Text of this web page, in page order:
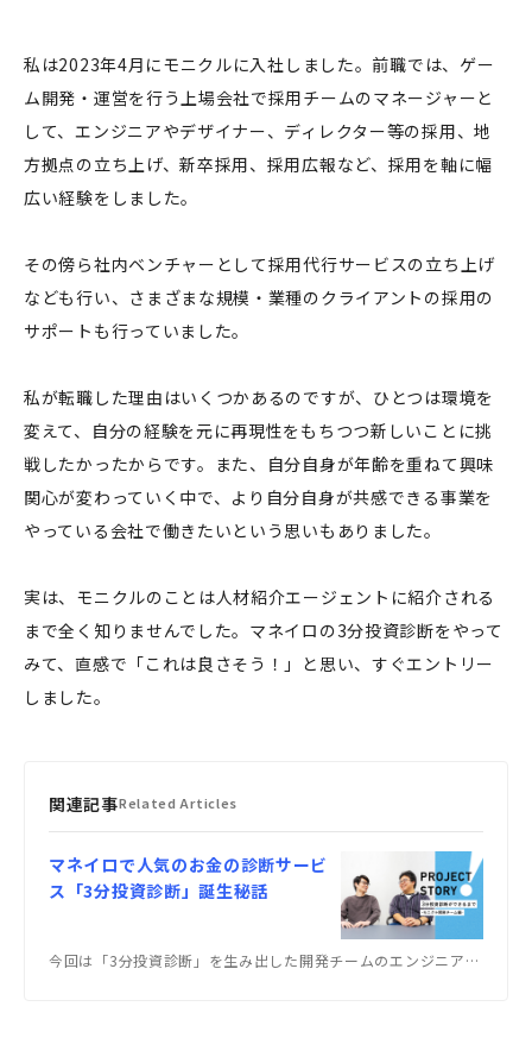
私は2023年4月にモニクルに入社しました。前職では、ゲー
ム開発・運営を行う上場会社で採用チームのマネージャーと
して、エンジニアやデザイナー、ディレクター等の採用、地
方拠点の立ち上げ、新卒採用、採用広報など、採用を軸に幅
広い経験をしました。
その傍ら社内ベンチャーとして採用代行サービスの立ち上げ
なども行い、さまざまな規模・業種のクライアントの採用の
サポートも行っていました。
私が転職した理由はいくつかあるのですが、ひとつは環境を
変えて、自分の経験を元に再現性をもちつつ新しいことに挑
戦したかったからです。また、自分自身が年齢を重ねて興味
関心が変わっていく中で、より自分自身が共感できる事業を
やっている会社で働きたいという思いもありました。
実は、モニクルのことは人材紹介エージェントに紹介される
まで全く知りませんでした。マネイロの3分投資診断をやって
みて、直感で「これは良さそう！」と思い、すぐエントリー
しました。
関連記事Related Articles
マネイロで人気のお金の診断サービ
ス「3分投資診断」誕生秘話
今回は「3分投資診断」を生み出した開発チームのエンジニアに話を伺いました。